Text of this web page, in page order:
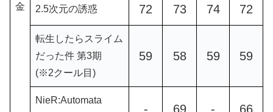
金 2.5次元の誘惑 72 73 74 72
転生したらスライム
だった件 第3期
(※2クール目)
59 58 59 59
NieR:Automata
- 69 - 66